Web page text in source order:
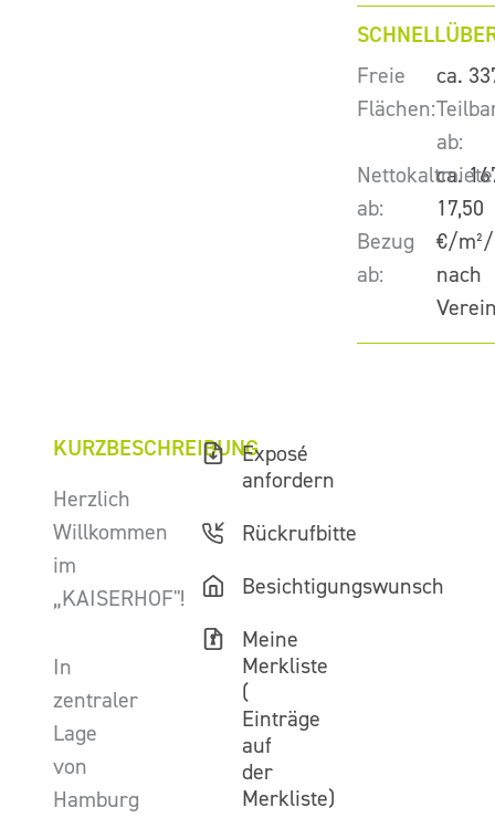
Freie
Flächen:
ca.
ab:
ca.
Nettokaltmiete
ab:
17,50
€/
Bezug
ab:
nach
KURZBESCHREIBUNG
Herzlich
Willkommen
im
„KAISERHOF"!
In
zentraler
Lage
von
Hamburg
Exposé
anfordern
Rückrufbitte
Besichtigungswunsch
Meine
Merkliste
(
Einträge
auf
der
Merkliste)